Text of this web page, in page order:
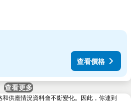
查看價格
查看更多
供應情況資料會不斷變化。因此，你連到